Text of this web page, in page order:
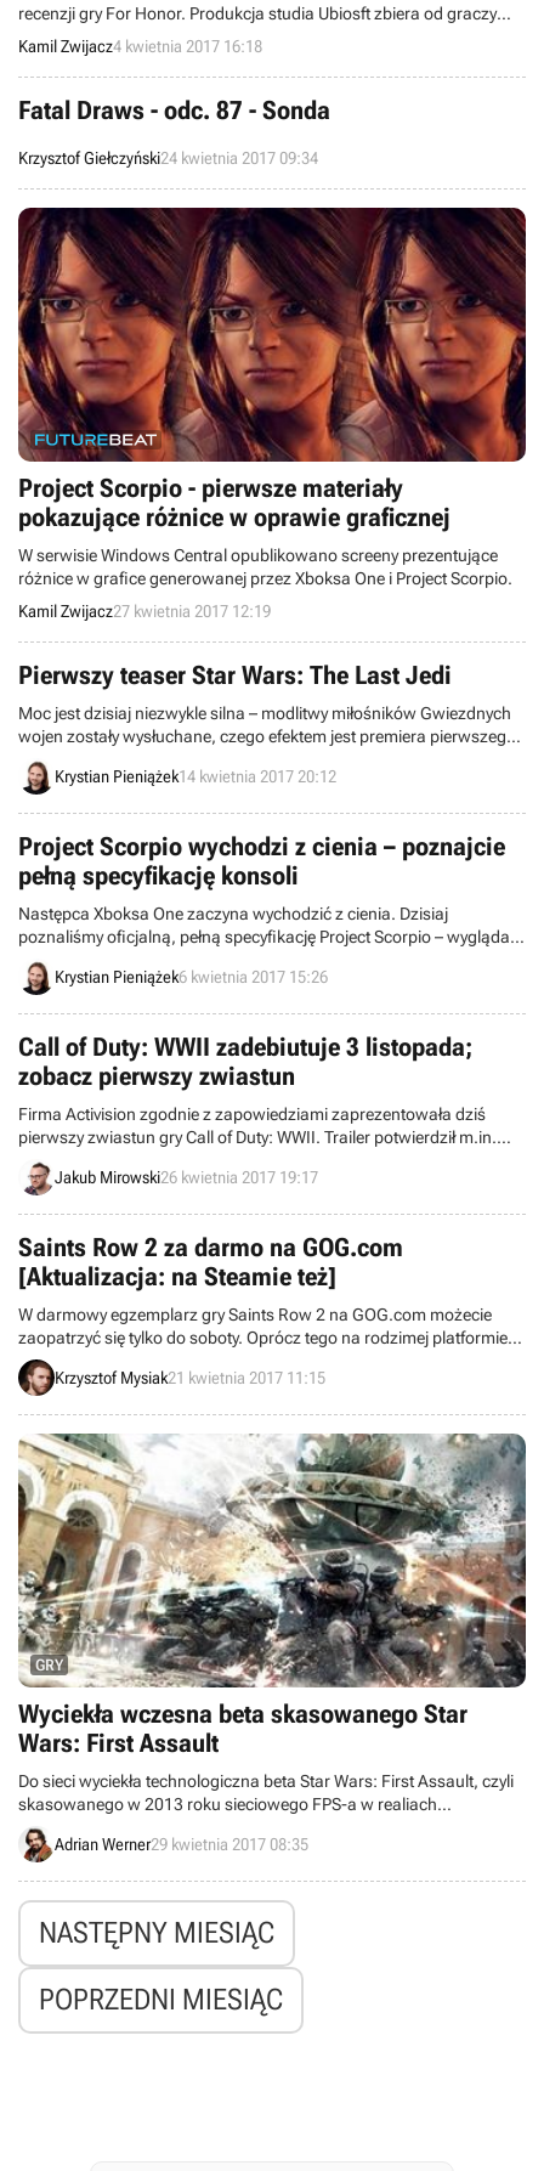
recenzji gry For Honor. Produkcja studia Ubiosft zbiera od graczy
baty za problemy sieciowe, kiepski balans postaci oraz
mikropłatności.
Kamil Zwijacz4 kwietnia 2017 16:18
Fatal Draws - odc. 87 - Sonda
Krzysztof Giełczyński24 kwietnia 2017 09:34
Project Scorpio - pierwsze materiały
pokazujące różnice w oprawie graficznej
W serwisie Windows Central opublikowano screeny prezentujące
różnice w grafice generowanej przez Xboksa One i Project Scorpio.
Kamil Zwijacz27 kwietnia 2017 12:19
Pierwszy teaser Star Wars: The Last Jedi
Moc jest dzisiaj niezwykle silna – modlitwy miłośników Gwiezdnych
wojen zostały wysłuchane, czego efektem jest premiera pierwszego
teasera nowego filmu, o podtytule The Last Jedi.
Krystian Pieniążek14 kwietnia 2017 20:12
Project Scorpio wychodzi z cienia – poznajcie
pełną specyfikację konsoli
Następca Xboksa One zaczyna wychodzić z cienia. Dzisiaj
poznaliśmy oficjalną, pełną specyfikację Project Scorpio – wygląda
na to, że w istocie będziemy mieć do czynienia z najpotężniejszą
konsolą w historii.
Krystian Pieniążek6 kwietnia 2017 15:26
Call of Duty: WWII zadebiutuje 3 listopada;
zobacz pierwszy zwiastun
Firma Activision zgodnie z zapowiedziami zaprezentowała dziś
pierwszy zwiastun gry Call of Duty: WWII. Trailer potwierdził m.in.
datę premiery: produkcja studia Sledgehammer Games zadebiutuje
3 listopada.
Jakub Mirowski26 kwietnia 2017 19:17
Saints Row 2 za darmo na GOG.com
[Aktualizacja: na Steamie też]
W darmowy egzemplarz gry Saints Row 2 na GOG.com możecie
zaopatrzyć się tylko do soboty. Oprócz tego na rodzimej platformie
dystrybucji cyfrowej trwa tygodniowa wyprzedaż gier firmy Deep
Silver.Krzysztof Mysiak21 kwietnia 2017 11:15
GRY
Wyciekła wczesna beta skasowanego Star
Wars: First Assault
Do sieci wyciekła technologiczna beta Star Wars: First Assault, czyli
skasowanego w 2013 roku sieciowego FPS-a w realiach
Gwiezdnych wojen, który pełnymi garściami czerpał z serii Call of
Duty.Adrian Werner29 kwietnia 2017 08:35
NASTĘPNY MIESIĄC
POPRZEDNI MIESIĄC